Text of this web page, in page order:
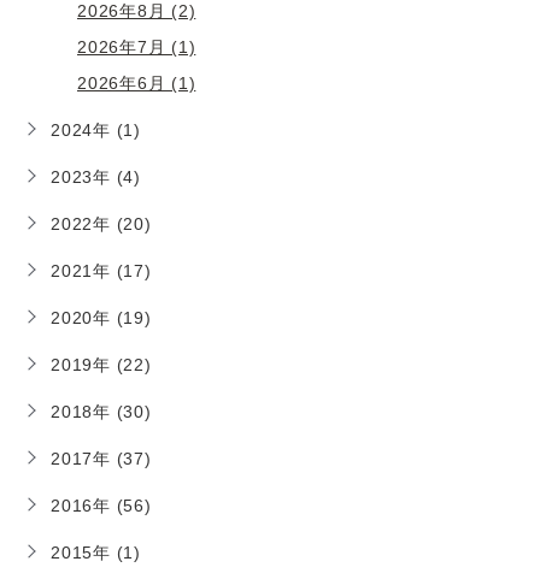
2026年8月 (2)
2026年7月 (1)
2026年6月 (1)
2024年 (1)
2023年 (4)
2022年 (20)
2021年 (17)
2020年 (19)
2019年 (22)
2018年 (30)
2017年 (37)
2016年 (56)
2015年 (1)